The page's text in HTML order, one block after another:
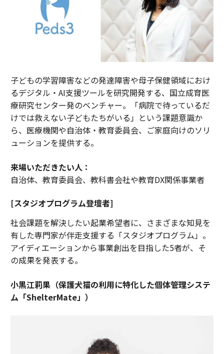
子どもの学習障害などの発達障害や母子保健領域におけ
るデジタル・AI支援ツールを研究開発する、国立成育医
療研究センター発のベンチャー。「病院で待っているだ
けでは救えない子どもたちがいる」という課題意識か
ら、医療機関や自治体・教育委員会、ご家庭向けのソリ
ューションを提供する。
来場いただきたい人：
自治体、教育委員会、教科書会社や教育DX関係事業者
[スタジオプログラム登壇者]
社会課題を解決したい起業希望者に、さまざまな知見を
有した専門家が伴走支援する「スタジオプログラム」。
アイディエーションから事業創出を目指した5者が、そ
の成果を発表する。
小黒江莉果（保護犬猫の利用に特化した個体管理システ
ム「ShelterMate」）